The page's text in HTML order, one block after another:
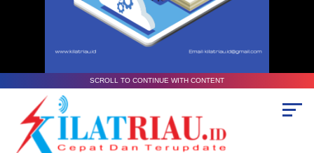
SCROLL TO CONTINUE WITH CONTENT